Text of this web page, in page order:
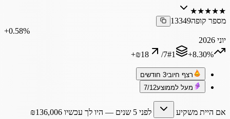
★
★
★
★
★
מספר קופה13349
‎+0.58%
יוני 2026
‎+8.30%
#1
/7
+₪18
רצף חיובי3 חודשים
מעל לממוצע7/12
אם היית משקיע לפני 5 שנים — היו לך עכשיו ₪136,006